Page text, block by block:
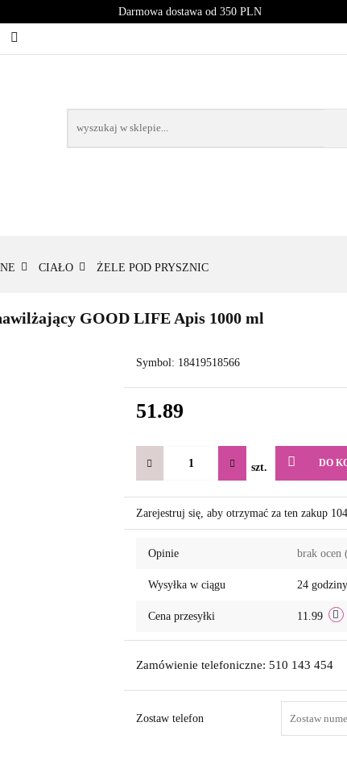
Darmowa dostawa od 350 PLN
CIAŁO ŻELE POD PRYSZNIC
GOOD LIFE Apis 1000 ml
Symbol: 18419518566
51.89
szt. DO
Zarejestruj się, aby otrzymać za ten zakup
Opinie brak ocen
Wysyłka w ciągu 24 godziny
Cena przesyłki 11.99
Zamówienie telefoniczne: 510 143 454
Zostaw telefon